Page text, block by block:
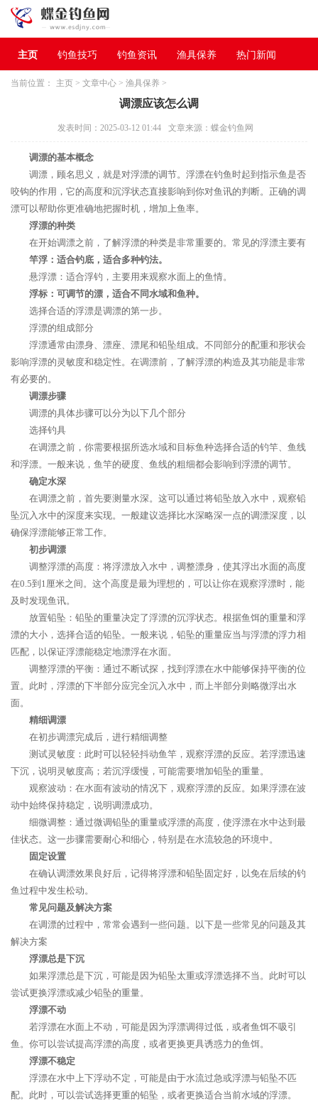
主页 钓鱼技巧 钓鱼资讯 渔具保养 热门新闻
当前位置： 主页 > 文章中心 > 渔具保养 >
调漂应该怎么调
发表时间：2025-03-12 01:44 文章来源：蝶金钓鱼网
调漂的基本概念
调漂，顾名思义，就是对浮漂的调节。浮漂在钓鱼时起到指示鱼是否
咬钩的作用，它的高度和沉浮状态直接影响到你对鱼讯的判断。正确的调
漂可以帮助你更准确地把握时机，增加上鱼率。
浮漂的种类
在开始调漂之前，了解浮漂的种类是非常重要的。常见的浮漂主要有
竿浮：适合钓底，适合多种钓法。
悬浮漂：适合浮钓，主要用来观察水面上的鱼情。
浮标：可调节的漂，适合不同水域和鱼种。
选择合适的浮漂是调漂的第一步。
浮漂的组成部分
浮漂通常由漂身、漂座、漂尾和铅坠组成。不同部分的配重和形状会
影响浮漂的灵敏度和稳定性。在调漂前，了解浮漂的构造及其功能是非常
有必要的。
调漂步骤
调漂的具体步骤可以分为以下几个部分
选择钓具
在调漂之前，你需要根据所选水域和目标鱼种选择合适的钓竿、鱼线
和浮漂。一般来说，鱼竿的硬度、鱼线的粗细都会影响到浮漂的调节。
确定水深
在调漂之前，首先要测量水深。这可以通过将铅坠放入水中，观察铅
坠沉入水中的深度来实现。一般建议选择比水深略深一点的调漂深度，以
确保浮漂能够正常工作。
初步调漂
调整浮漂的高度：将浮漂放入水中，调整漂身，使其浮出水面的高度
在0.5到1厘米之间。这个高度是最为理想的，可以让你在观察浮漂时，能
及时发现鱼讯。
放置铅坠：铅坠的重量决定了浮漂的沉浮状态。根据鱼饵的重量和浮
漂的大小，选择合适的铅坠。一般来说，铅坠的重量应当与浮漂的浮力相
匹配，以保证浮漂能稳定地漂浮在水面。
调整浮漂的平衡：通过不断试探，找到浮漂在水中能够保持平衡的位
置。此时，浮漂的下半部分应完全沉入水中，而上半部分则略微浮出水
面。
精细调漂
在初步调漂完成后，进行精细调整
测试灵敏度：此时可以轻轻抖动鱼竿，观察浮漂的反应。若浮漂迅速
下沉，说明灵敏度高；若沉浮缓慢，可能需要增加铅坠的重量。
观察波动：在水面有波动的情况下，观察浮漂的反应。如果浮漂在波
动中始终保持稳定，说明调漂成功。
细微调整：通过微调铅坠的重量或浮漂的高度，使浮漂在水中达到最
佳状态。这一步骤需要耐心和细心，特别是在水流较急的环境中。
固定设置
在确认调漂效果良好后，记得将浮漂和铅坠固定好，以免在后续的钓
鱼过程中发生松动。
常见问题及解决方案
在调漂的过程中，常常会遇到一些问题。以下是一些常见的问题及其
解决方案
浮漂总是下沉
如果浮漂总是下沉，可能是因为铅坠太重或浮漂选择不当。此时可以
尝试更换浮漂或减少铅坠的重量。
浮漂不动
若浮漂在水面上不动，可能是因为浮漂调得过低，或者鱼饵不吸引
鱼。你可以尝试提高浮漂的高度，或者更换更具诱惑力的鱼饵。
浮漂不稳定
浮漂在水中上下浮动不定，可能是由于水流过急或浮漂与铅坠不匹
配。此时，可以尝试选择更重的铅坠，或者更换适合当前水域的浮漂。